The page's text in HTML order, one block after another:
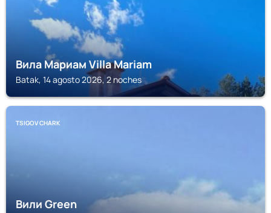
Вила Мариам Villa Mariam
Batak, 14 agosto 2026, 2 noches
TSIGOV CHARK
Вили Green